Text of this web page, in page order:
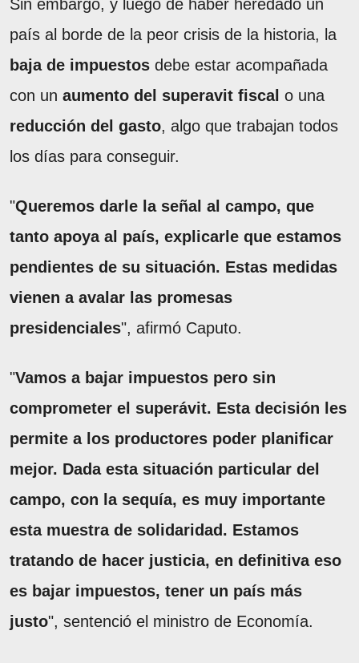
Sin embargo, y luego de haber heredado un
país al borde de la peor crisis de la historia, la
baja de impuestos debe estar acompañada
con un aumento del superavit fiscal o una
reducción del gasto, algo que trabajan todos
los días para conseguir.
"Queremos darle la señal al campo, que
tanto apoya al país, explicarle que estamos
pendientes de su situación. Estas medidas
vienen a avalar las promesas
presidenciales", afirmó Caputo.
"Vamos a bajar impuestos pero sin
comprometer el superávit. Esta decisión les
permite a los productores poder planificar
mejor. Dada esta situación particular del
campo, con la sequía, es muy importante
esta muestra de solidaridad. Estamos
tratando de hacer justicia, en definitiva eso
es bajar impuestos, tener un país más
justo", sentenció el ministro de Economía.